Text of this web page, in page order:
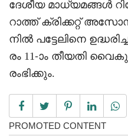
ദേശീയ മാധ്യമങ്ങൾ
റാത്ത് ക്രിക്കറ്റ്
നിൽ പട്ടേലിനെ
രം 11-ാം തീയതി
രംഭിക്കും.